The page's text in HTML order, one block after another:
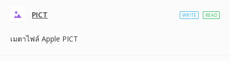
PICT
เมตาไฟล์ Apple PICT
WRITE READ